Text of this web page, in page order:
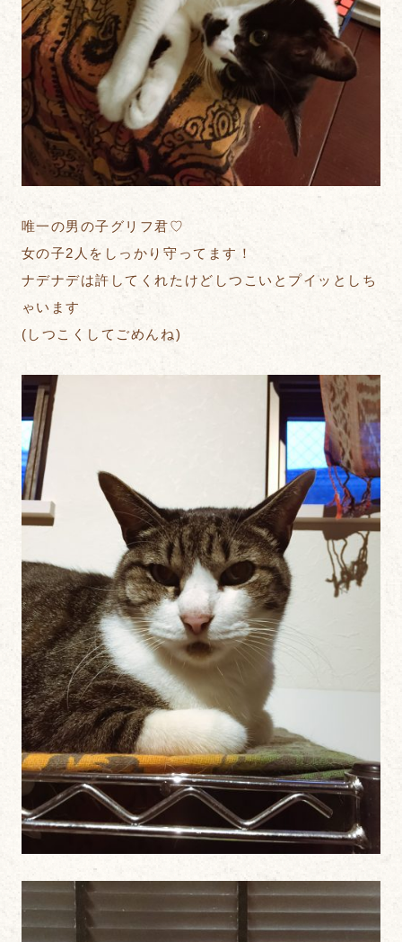
唯一の男の子グリフ君♡
女の子2人をしっかり守ってます！
ナデナデは許してくれたけどしつこいとプイッとしち
ゃいます
(しつこくしてごめんね)